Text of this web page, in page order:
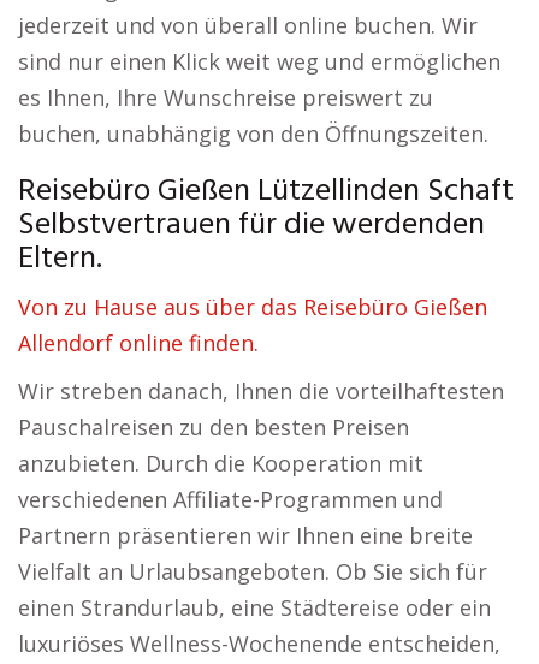
jederzeit und von überall online buchen. Wir
sind nur einen Klick weit weg und ermöglichen
es Ihnen, Ihre Wunschreise preiswert zu
buchen, unabhängig von den Öffnungszeiten.
Reisebüro Gießen Lützellinden Schaft
Selbstvertrauen für die werdenden
Eltern.
Von zu Hause aus über das Reisebüro Gießen
Allendorf online finden.
Wir streben danach, Ihnen die vorteilhaftesten
Pauschalreisen zu den besten Preisen
anzubieten. Durch die Kooperation mit
verschiedenen Affiliate-Programmen und
Partnern präsentieren wir Ihnen eine breite
Vielfalt an Urlaubsangeboten. Ob Sie sich für
einen Strandurlaub, eine Städtereise oder ein
luxuriöses Wellness-Wochenende entscheiden,